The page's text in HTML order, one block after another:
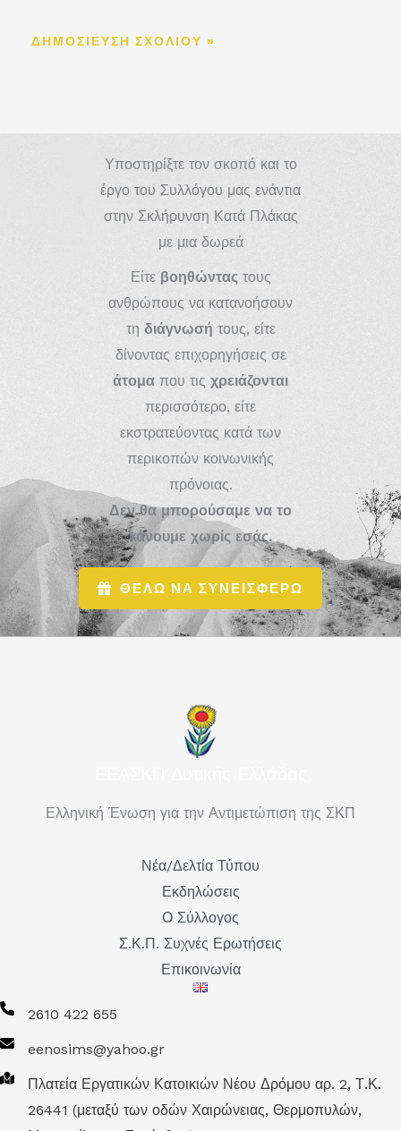
Υποστηρίξτε τον σκοπό και το
έργο του Συλλόγου μας ενάντια
στην Σκλήρυνση Κατά Πλάκας
με μια δωρεά
Είτε βοηθώντας τους
ανθρώπους να κατανοήσουν
τη διάγνωσή τους, είτε
δίνοντας επιχορηγήσεις σε
άτομα που τις χρειάζονται
περισσότερο, είτε
εκστρατεύοντας κατά των
περικοπών κοινωνικής
πρόνοιας.
Δεν θα μπορούσαμε να το
κάνουμε χωρίς εσάς.
ΘΕΛΩ ΝΑ ΣΥΝΕΙΣΦΕΡΩ
Ελληνική Ένωση για την Αντιμετώπιση της ΣΚΠ
Νέα/Δελτία Τύπου
Εκδηλώσεις
Ο Σύλλογος
Σ.Κ.Π. Συχνές Ερωτήσεις
Επικοινωνία
2610 422 655
eenosims@yahoo.gr
Πλατεία Εργατικών Κατοικιών Νέου Δρόμου αρ. 2, Τ.Κ.
26441 (μεταξύ των οδών Χαιρώνειας, Θερμοπυλών,